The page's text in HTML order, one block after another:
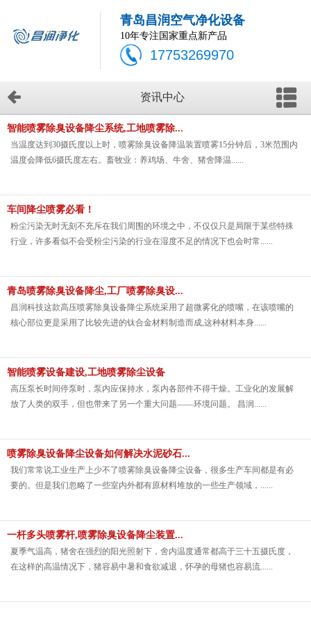
青岛昌润空气净化设备
10年专注国家重点新产品
17753269970
资讯中心
智能喷雾除臭设备降尘系统,工地喷雾除...
当温度达到30摄氏度以上时，喷雾除臭设备降温装置喷雾15分钟后，3米范围内
温度会降低6摄氏度左右。畜牧业：养鸡场、牛舍、猪舍降温......
车间降尘喷雾必看！
粉尘污染无时无刻不充斥在我们周围的环境之中，不仅仅只是局限于某些特殊
行业，许多看似不会受粉尘污染的行业在湿度不足的情况下也会时常......
青岛喷雾除臭设备降尘,工厂喷雾除臭设...
昌润科技这款高压喷雾除臭设备降尘系统采用了超微雾化的喷嘴，在该喷嘴的
核心部位更是采用了比较先进的钛合金材料制造而成,这种材料本身......
智能喷雾设备建设,工地喷雾除尘设备
高压泵长时间停泵时，泵内应保持水，泵内各部件不得干燥。工业化的发展解
放了人类的双手，但也带来了另一个重大问题——环境问题。 昌润......
喷雾除臭设备降尘设备如何解决水泥砂石...
我们常常说工业生产上少不了喷雾除臭设备降尘设备，很多生产车间都是有必
要的。但是我们忽略了一些室内外都有原材料堆放的一些生产领域，......
一杆多头喷雾杆,喷雾除臭设备降尘装置...
夏季气温高，猪舍在强烈的阳光照射下，舍内温度通常都高于三十五摄氏度，
在这样的高温情况下，猪容易中暑和食欲减退，怀孕的母猪也容易流......